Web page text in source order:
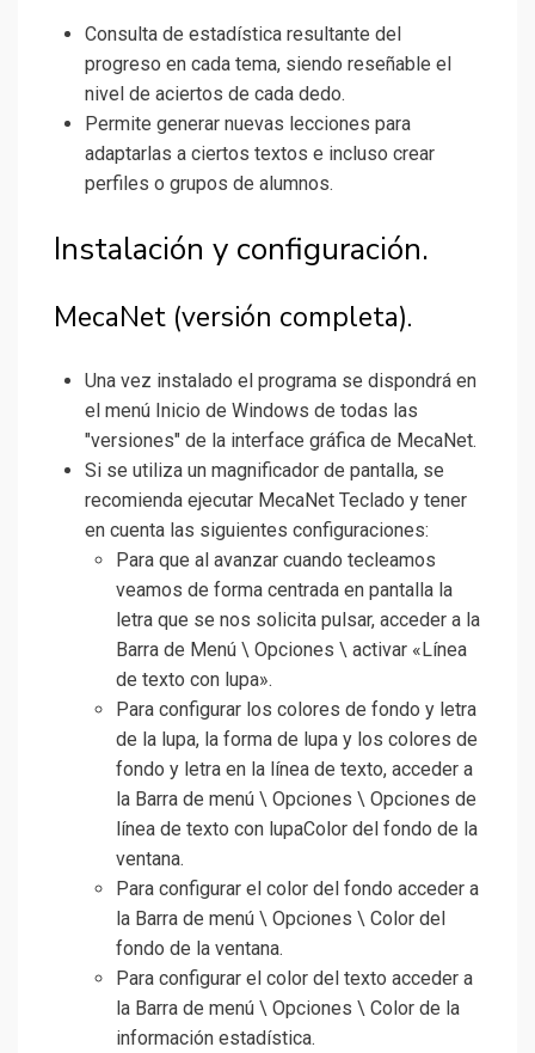
Consulta de estadística resultante del
progreso en cada tema, siendo reseñable el
nivel de aciertos de cada dedo.
Permite generar nuevas lecciones para
adaptarlas a ciertos textos e incluso crear
perfiles o grupos de alumnos.
Instalación y configuración.
MecaNet (versión completa).
Una vez instalado el programa se dispondrá en
el menú Inicio de Windows de todas las
"versiones" de la interface gráfica de MecaNet.
Si se utiliza un magnificador de pantalla, se
recomienda ejecutar MecaNet Teclado y tener
en cuenta las siguientes configuraciones:
Para que al avanzar cuando tecleamos
veamos de forma centrada en pantalla la
letra que se nos solicita pulsar, acceder a la
Barra de Menú \ Opciones \ activar «Línea
de texto con lupa».
Para configurar los colores de fondo y letra
de la lupa, la forma de lupa y los colores de
fondo y letra en la línea de texto, acceder a
la Barra de menú \ Opciones \ Opciones de
línea de texto con lupaColor del fondo de la
ventana.
Para configurar el color del fondo acceder a
la Barra de menú \ Opciones \ Color del
fondo de la ventana.
Para configurar el color del texto acceder a
la Barra de menú \ Opciones \ Color de la
información estadística.